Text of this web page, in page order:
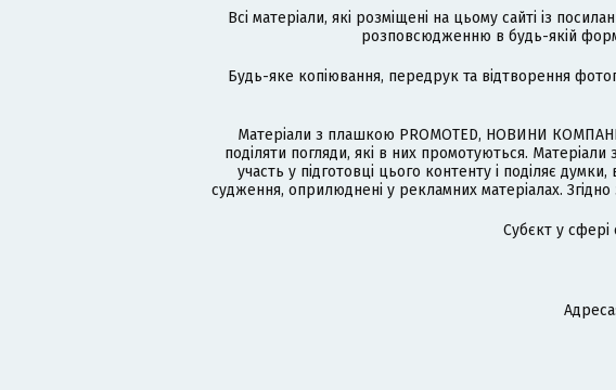
Всі матеріали, які розміщені на цьому сайті із
розповсюдженню в будь-якій
Будь-яке копіювання, передрук та відтворення
Матеріали з плашкою PROMOTED, НОВИНИ
поділяти погляди, які в них промотуються.
участь у підготовці цього контенту і поділяє
судження, оприлюднені у рекламних матеріалах.
Cубєкт у сфері